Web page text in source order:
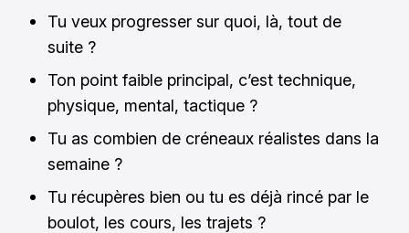
Tu veux progresser sur quoi, là, tout de
suite ?
Ton point faible principal, c’est technique,
physique, mental, tactique ?
Tu as combien de créneaux réalistes dans la
semaine ?
Tu récupères bien ou tu es déjà rincé par le
boulot, les cours, les trajets ?